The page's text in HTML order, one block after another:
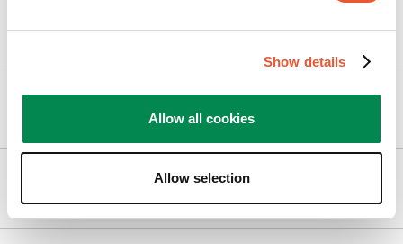
Show details
Allow all cookies
Allow selection
Possiamo aiutarti?
Servizio & Contatto